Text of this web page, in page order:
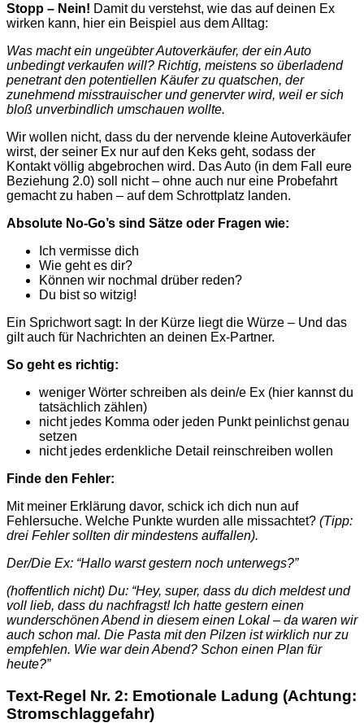
Stopp – Nein! Damit du verstehst, wie das auf deinen Ex
wirken kann, hier ein Beispiel aus dem Alltag:
Was macht ein ungeübter Autoverkäufer, der ein Auto
unbedingt verkaufen will? Richtig, meistens so überladend
penetrant den potentiellen Käufer zu quatschen, der
zunehmend misstrauischer und genervter wird, weil er sich
bloß unverbindlich umschauen wollte.
Wir wollen nicht, dass du der nervende kleine Autoverkäufer
wirst, der seiner Ex nur auf den Keks geht, sodass der
Kontakt völlig abgebrochen wird. Das Auto (in dem Fall eure
Beziehung 2.0) soll nicht – ohne auch nur eine Probefahrt
gemacht zu haben – auf dem Schrottplatz landen.
Absolute No-Go’s sind Sätze oder Fragen wie:
Ich vermisse dich
Wie geht es dir?
Können wir nochmal drüber reden?
Du bist so witzig!
Ein Sprichwort sagt: In der Kürze liegt die Würze – Und das
gilt auch für Nachrichten an deinen Ex-Partner.
So geht es richtig:
weniger Wörter schreiben als dein/e Ex (hier kannst du
tatsächlich zählen)
nicht jedes Komma oder jeden Punkt peinlichst genau
setzen
nicht jedes erdenkliche Detail reinschreiben wollen
Finde den Fehler:
Mit meiner Erklärung davor, schick ich dich nun auf
Fehlersuche. Welche Punkte wurden alle missachtet? (Tipp:
drei Fehler sollten dir mindestens auffallen).
Der/Die Ex: “Hallo warst gestern noch unterwegs?”
(hoffentlich nicht) Du: “Hey, super, dass du dich meldest und
voll lieb, dass du nachfragst! Ich hatte gestern einen
wunderschönen Abend in diesem einen Lokal – da waren wir
auch schon mal. Die Pasta mit den Pilzen ist wirklich nur zu
empfehlen. Wie war dein Abend? Schon einen Plan für
heute?”
Text-Regel Nr. 2: Emotionale Ladung (Achtung:
Stromschlaggefahr)